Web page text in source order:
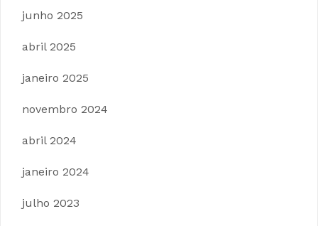
junho 2025
abril 2025
janeiro 2025
novembro 2024
abril 2024
janeiro 2024
julho 2023